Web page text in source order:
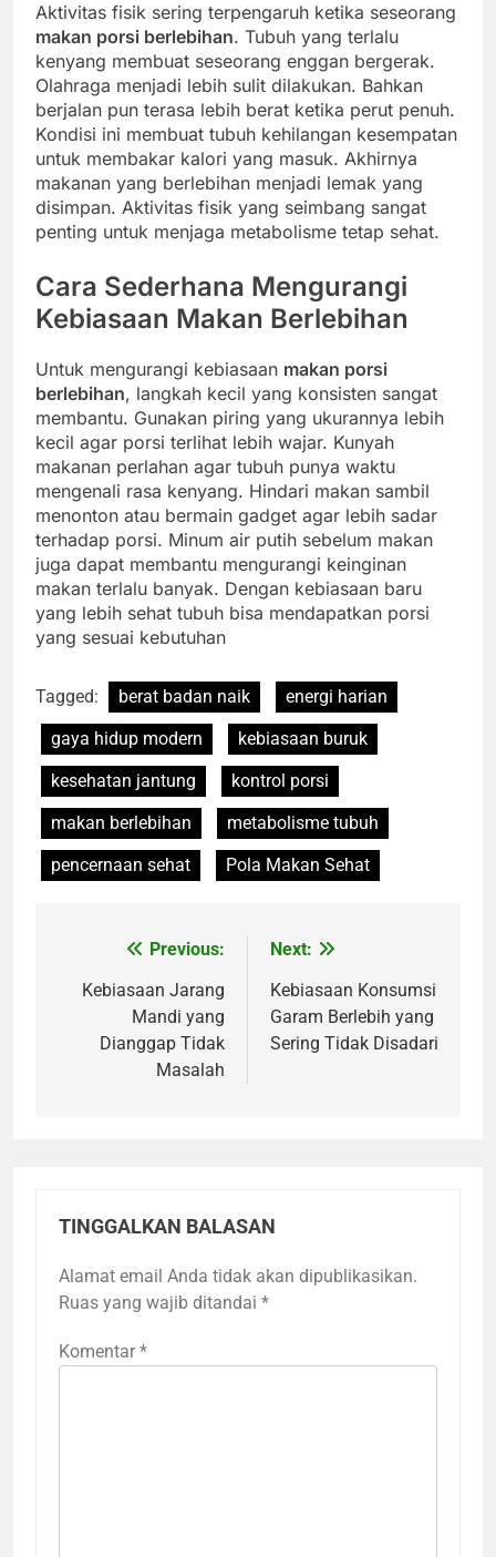
Aktivitas fisik sering terpengaruh ketika seseorang
makan porsi berlebihan. Tubuh yang terlalu
kenyang membuat seseorang enggan bergerak.
Olahraga menjadi lebih sulit dilakukan. Bahkan
berjalan pun terasa lebih berat ketika perut penuh.
Kondisi ini membuat tubuh kehilangan kesempatan
untuk membakar kalori yang masuk. Akhirnya
makanan yang berlebihan menjadi lemak yang
disimpan. Aktivitas fisik yang seimbang sangat
penting untuk menjaga metabolisme tetap sehat.
Cara Sederhana Mengurangi
Kebiasaan Makan Berlebihan
Untuk mengurangi kebiasaan makan porsi
berlebihan, langkah kecil yang konsisten sangat
membantu. Gunakan piring yang ukurannya lebih
kecil agar porsi terlihat lebih wajar. Kunyah
makanan perlahan agar tubuh punya waktu
mengenali rasa kenyang. Hindari makan sambil
menonton atau bermain gadget agar lebih sadar
terhadap porsi. Minum air putih sebelum makan
juga dapat membantu mengurangi keinginan
makan terlalu banyak. Dengan kebiasaan baru
yang lebih sehat tubuh bisa mendapatkan porsi
yang sesuai kebutuhan
Tagged: berat badan naik
energi harian
gaya hidup modern
kebiasaan buruk
kesehatan jantung
kontrol porsi
makan berlebihan
metabolisme tubuh
pencernaan sehat
Pola Makan Sehat
Navigasi
pos
Previous:
Kebiasaan Jarang
Mandi yang
Dianggap Tidak
Masalah
Next:
Kebiasaan Konsumsi
Garam Berlebih yang
Sering Tidak Disadari
TINGGALKAN BALASAN
Alamat email Anda tidak akan dipublikasikan.
Ruas yang wajib ditandai *
Komentar *